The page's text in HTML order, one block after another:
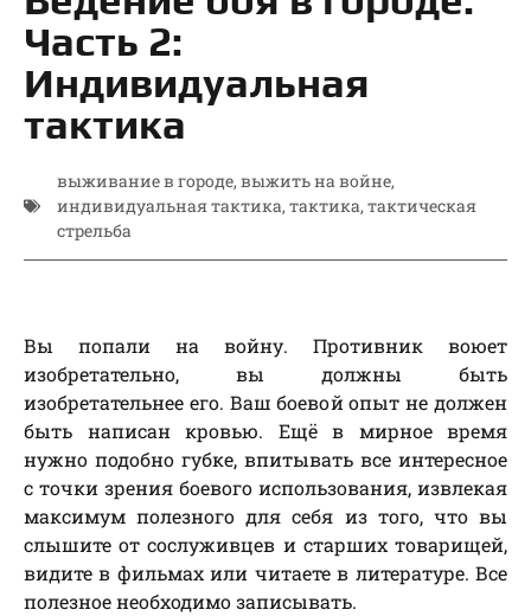
Часть 2:
Индивидуальная
тактика
выживание в городе, выжить на войне,
индивидуальная тактика, тактика, тактическая
стрельба
Вы попали на войну. Противник воюет
изобретательно, вы должны быть
изобретательнее его. Ваш боевой опыт не должен
быть написан кровью. Ещё в мирное время
нужно подобно губке, впитывать все интересное
с точки зрения боевого использования, извлекая
максимум полезного для себя из того, что вы
слышите от сослуживцев и старших товарищей,
видите в фильмах или читаете в литературе. Все
полезное необходимо записывать.